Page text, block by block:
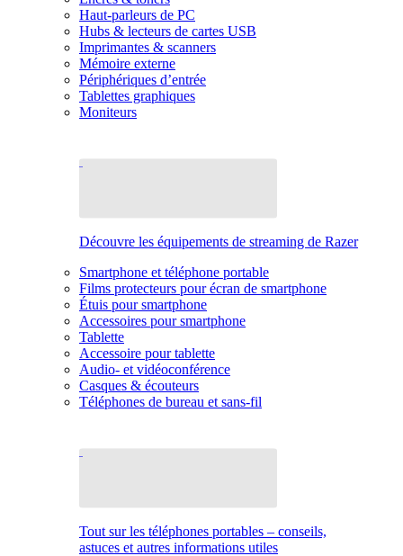
Haut-parleurs de PC
Hubs & lecteurs de cartes USB
Imprimantes & scanners
Mémoire externe
Périphériques d’entrée
Tablettes graphiques
Moniteurs
Découvre les équipements de streaming de Razer
Smartphone et téléphone portable
Films protecteurs pour écran de smartphone
Étuis pour smartphone
Accessoires pour smartphone
Tablette
Accessoire pour tablette
Audio- et vidéoconférence
Casques & écouteurs
Téléphones de bureau et sans-fil
Tout sur les téléphones portables – conseils,
astuces et autres informations utiles